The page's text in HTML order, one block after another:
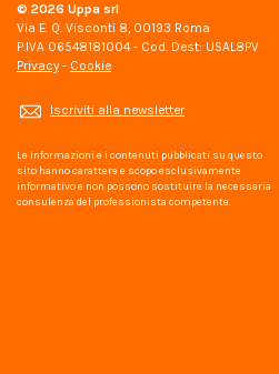
© 2026 Uppa srl
Via E. Q. Visconti 8, 00193 Roma
P.IVA 06548181004 - Cod. Dest: USAL8PV
Privacy - Cookie
Iscriviti alla newsletter
Le informazioni e i contenuti pubblicati su questo
sito hanno carattere e scopo esclusivamente
informativo e non possono sostituire la necessaria
consulenza del professionista competente.